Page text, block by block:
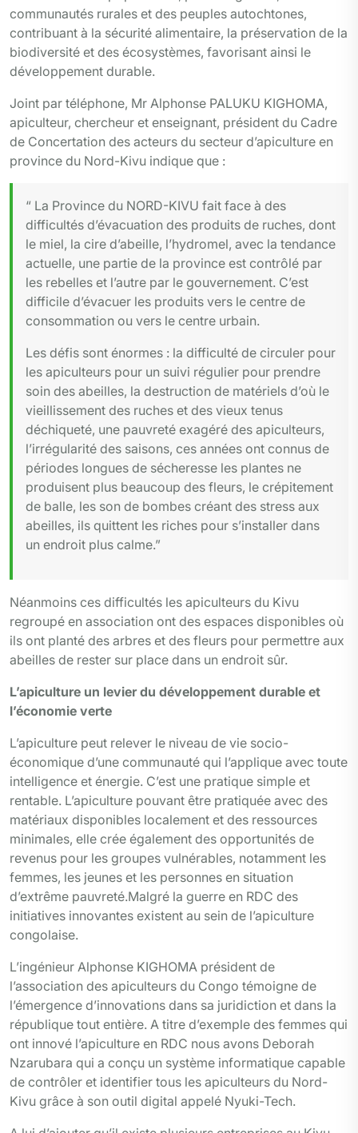
communautés rurales et des peuples autochtones,
contribuant à la sécurité alimentaire, la préservation de la
biodiversité et des écosystèmes, favorisant ainsi le
développement durable.
Joint par téléphone, Mr Alphonse PALUKU KIGHOMA,
apiculteur, chercheur et enseignant, président du Cadre
de Concertation des acteurs du secteur d’apiculture en
province du Nord-Kivu indique que :
“ La Province du NORD-KIVU fait face à des
difficultés d’évacuation des produits de ruches, dont
le miel, la cire d’abeille, l’hydromel, avec la tendance
actuelle, une partie de la province est contrôlé par
les rebelles et l’autre par le gouvernement. C’est
difficile d’évacuer les produits vers le centre de
consommation ou vers le centre urbain.
Les défis sont énormes : la difficulté de circuler pour
les apiculteurs pour un suivi régulier pour prendre
soin des abeilles, la destruction de matériels d’où le
vieillissement des ruches et des vieux tenus
déchiqueté, une pauvreté exagéré des apiculteurs,
l’irrégularité des saisons, ces années ont connus de
périodes longues de sécheresse les plantes ne
produisent plus beaucoup des fleurs, le crépitement
de balle, les son de bombes créant des stress aux
abeilles, ils quittent les riches pour s’installer dans
un endroit plus calme.”
Néanmoins ces difficultés les apiculteurs du Kivu
regroupé en association ont des espaces disponibles où
ils ont planté des arbres et des fleurs pour permettre aux
abeilles de rester sur place dans un endroit sûr.
L’apiculture un levier du développement durable et
l’économie verte
L’apiculture peut relever le niveau de vie socio-
économique d’une communauté qui l’applique avec toute
intelligence et énergie. C’est une pratique simple et
rentable. L’apiculture pouvant être pratiquée avec des
matériaux disponibles localement et des ressources
minimales, elle crée également des opportunités de
revenus pour les groupes vulnérables, notamment les
femmes, les jeunes et les personnes en situation
d’extrême pauvreté.Malgré la guerre en RDC des
initiatives innovantes existent au sein de l’apiculture
congolaise.
L’ingénieur Alphonse KIGHOMA président de
l’association des apiculteurs du Congo témoigne de
l’émergence d’innovations dans sa juridiction et dans la
république tout entière. A titre d’exemple des femmes qui
ont innové l’apiculture en RDC nous avons Deborah
Nzarubara qui a conçu un système informatique capable
de contrôler et identifier tous les apiculteurs du Nord-
Kivu grâce à son outil digital appelé Nyuki-Tech.